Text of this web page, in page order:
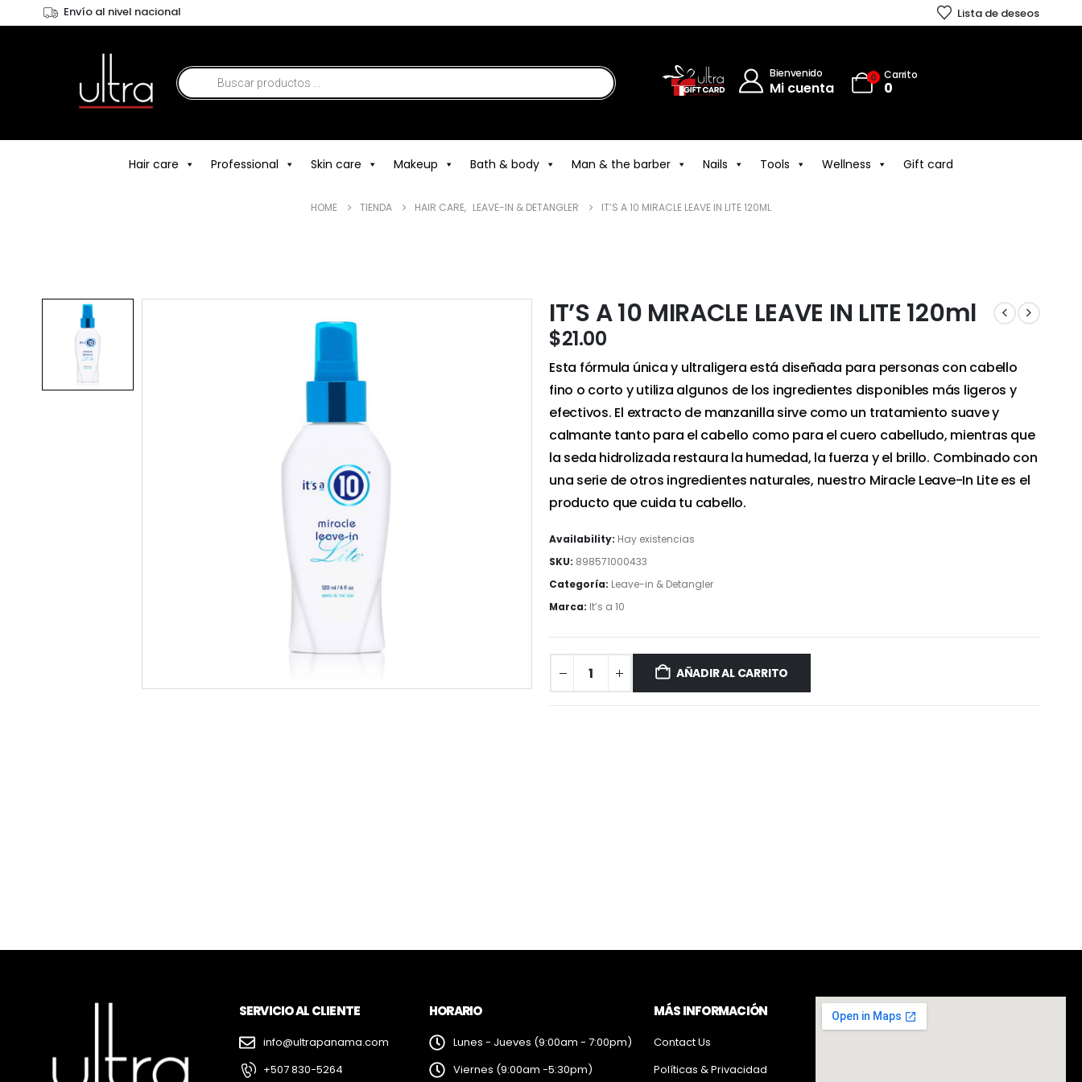
Envío al nivel nacional Lista de deseos
Bienvenido
Mi cuenta
0 Carrito
0
Hair care Professional Skin care Makeup Bath & body Man & the barber Nails Tools Wellness Gift card
HOME TIENDA HAIR CARE, LEAVE-IN & DETANGLER IT’S A 10 MIRACLE LEAVE IN LITE 120ML
IT’S A 10 MIRACLE LEAVE IN LITE 120ml
$21.00
Esta fórmula única y ultraligera está diseñada para personas con cabello
fino o corto y utiliza algunos de los ingredientes disponibles más ligeros y
efectivos. El extracto de manzanilla sirve como un tratamiento suave y
calmante tanto para el cabello como para el cuero cabelludo, mientras que
la seda hidrolizada restaura la humedad, la fuerza y ​​el brillo. Combinado con
una serie de otros ingredientes naturales, nuestro Miracle Leave-In Lite es el
producto que cuida tu cabello.
Availability: Hay existencias
SKU: 898571000433
Categoría: Leave-in & Detangler
Marca: It’s a 10
AÑADIR AL CARRITO
SERVICIO AL CLIENTE
info@ultrapanama.com
+507 830-5264
HORARIO
Lunes - Jueves (9:00am - 7:00pm)
Viernes (9:00am -5:30pm)
MÁS INFORMACIÓN
Contact Us
Políticas & Privacidad